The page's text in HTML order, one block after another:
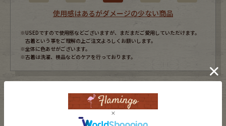
使用感はあるがダメージの少ない商品
※USEDですので使用感などございますが、まだまだご愛用していただけます。
古着という事をご理解の上ご注文よろしくお願いします。
※全体に色あせがございます。
※古着は洗濯、検品などのケアを行っております。
-